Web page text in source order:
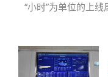
“小时”为单位的上